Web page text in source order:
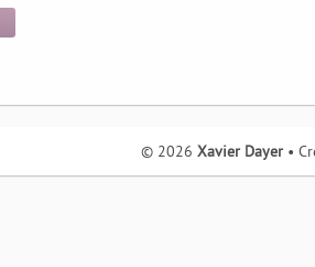
© 2026 Xavier Dayer •